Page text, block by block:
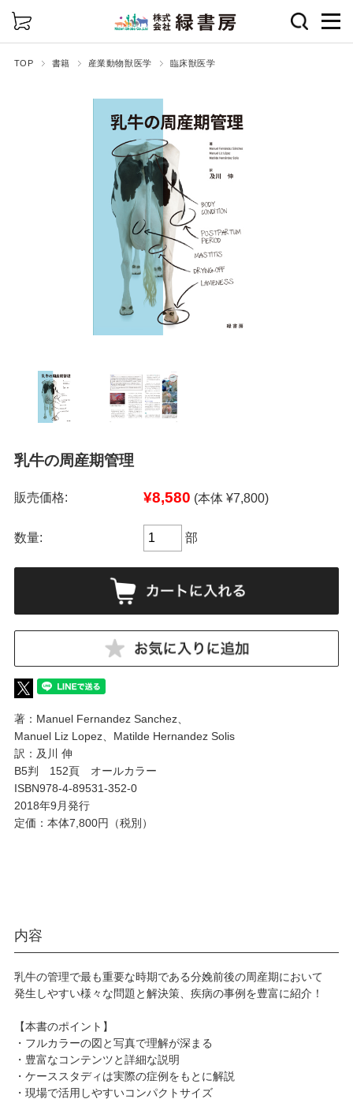
TOP 書籍 産業動物獣医学 臨床獣医学
乳牛の周産期管理
販売価格: ¥8,580 (本体 ¥7,800)
数量: 部
著：Manuel Fernandez Sanchez、
Manuel Liz Lopez、Matilde Hernandez Solis
訳：及川 伸
B5判 152頁 オールカラー
ISBN978-4-89531-352-0
2018年9月発行
定価：本体7,800円（税別）
内容
乳牛の管理で最も重要な時期である分娩前後の周産期において
発生しやすい様々な問題と解決策、疾病の事例を豊富に紹介！
【本書のポイント】
・フルカラーの図と写真で理解が深まる
・豊富なコンテンツと詳細な説明
・ケーススタディは実際の症例をもとに解説
・現場で活用しやすいコンパクトサイズ